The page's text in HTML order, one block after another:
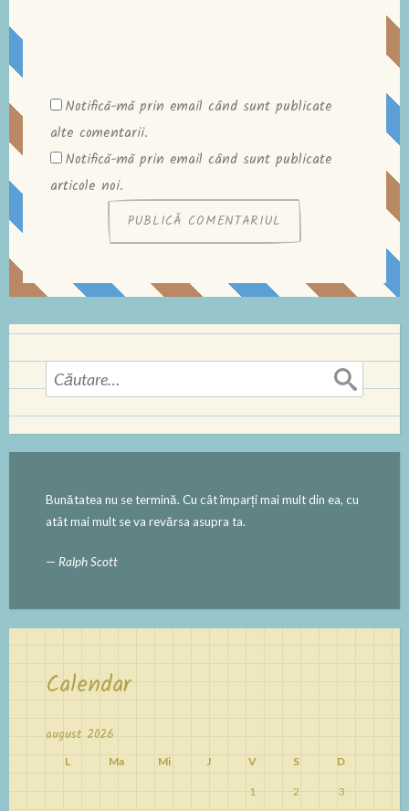
Notifică-mă prin email când sunt publicate
alte comentarii.
Notifică-mă prin email când sunt publicate
articole noi.
Caută
după:
Bunătatea nu se termină. Cu cât împarți mai mult din ea, cu
atât mai mult se va revărsa asupra ta.
— Ralph Scott
Calendar
august 2026
L Ma Mi J V S D
1 2 3